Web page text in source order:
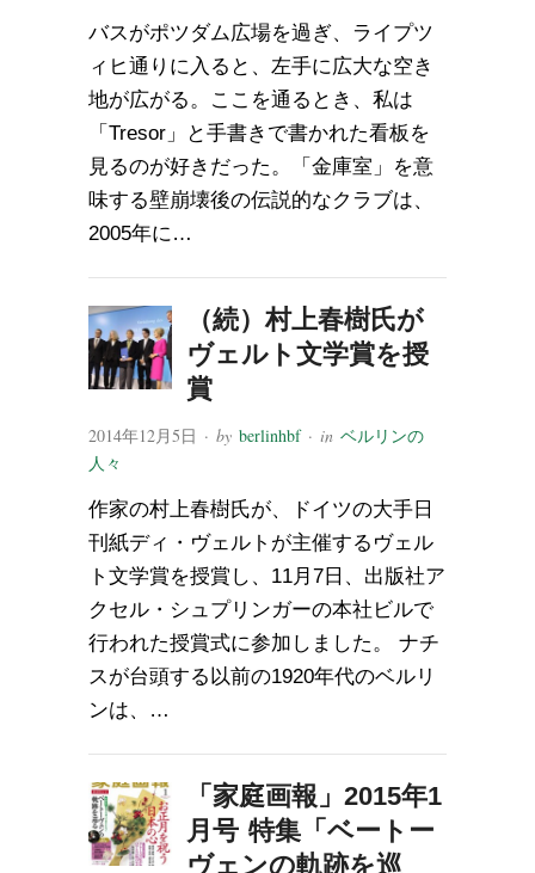
バスがポツダム広場を過ぎ、ライプツ
ィヒ通りに入ると、左手に広大な空き
地が広がる。ここを通るとき、私は
「Tresor」と手書きで書かれた看板を
見るのが好きだった。「金庫室」を意
味する壁崩壊後の伝説的なクラブは、
2005年に…
（続）村上春樹氏が
ヴェルト文学賞を授
賞
2014年12月5日 · by berlinhbf· in ベルリンの
人々
作家の村上春樹氏が、ドイツの大手日
刊紙ディ・ヴェルトが主催するヴェル
ト文学賞を授賞し、11月7日、出版社ア
クセル・シュプリンガーの本社ビルで
行われた授賞式に参加しました。 ナチ
スが台頭する以前の1920年代のベルリ
ンは、…
「家庭画報」2015年1
月号 特集「ベートー
ヴェンの軌跡を巡